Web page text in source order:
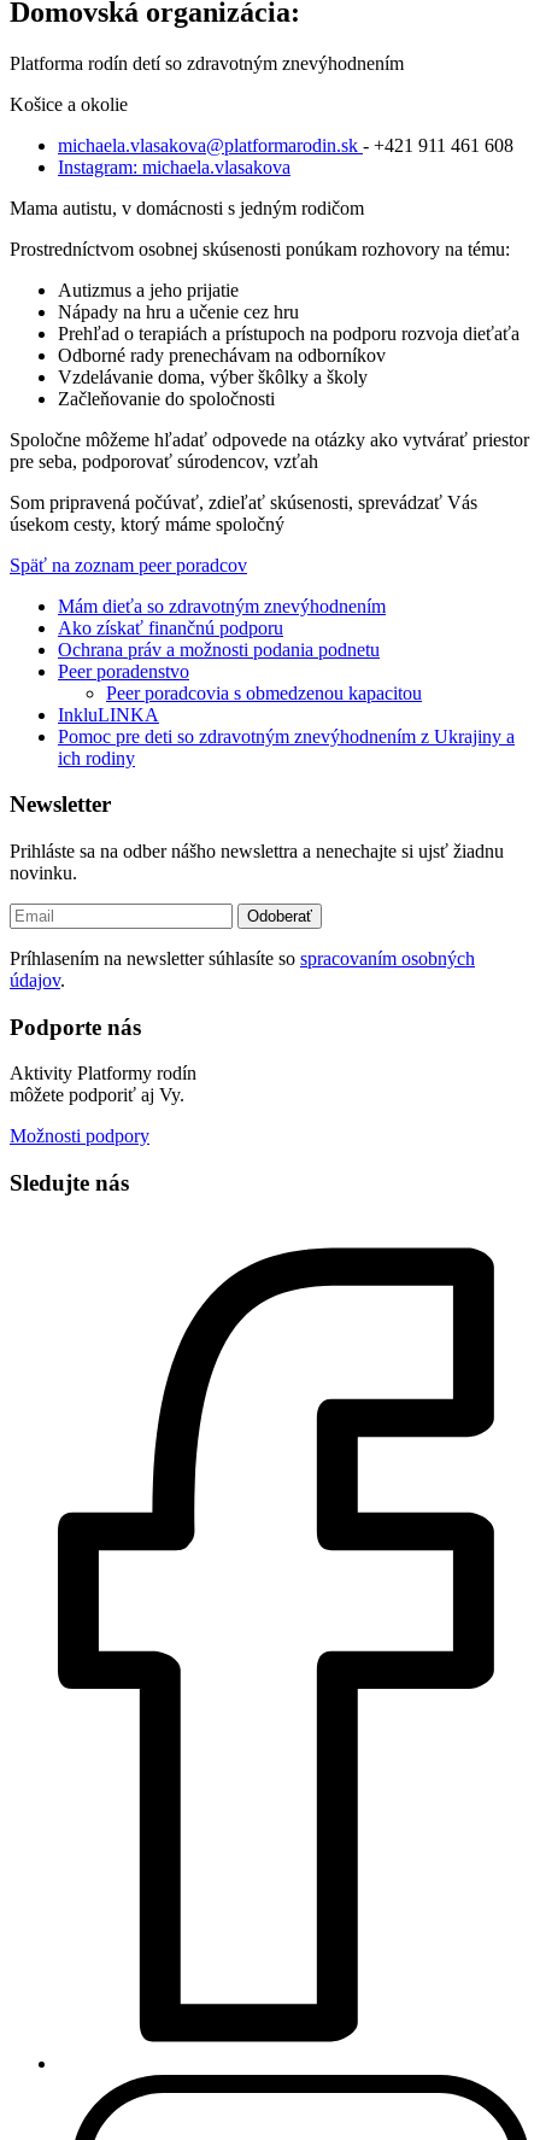
Domovská organizácia:
Platforma rodín detí so zdravotným znevýhodnením
Košice a okolie
michaela.vlasakova@platformarodin.sk ‐ +421 911 461 608
Instagram: michaela.vlasakova
Mama autistu, v domácnosti s jedným rodičom
Prostredníctvom osobnej skúsenosti ponúkam rozhovory na tému:
Autizmus a jeho prijatie
Nápady na hru a učenie cez hru
Prehľad o terapiách a prístupoch na podporu rozvoja dieťaťa
Odborné rady prenechávam na odborníkov
Vzdelávanie doma, výber škôlky a školy
Začleňovanie do spoločnosti
Spoločne môžeme hľadať odpovede na otázky ako vytvárať priestor
pre seba, podporovať súrodencov, vzťah
Som pripravená počúvať, zdieľať skúsenosti, sprevádzať Vás
úsekom cesty, ktorý máme spoločný
Späť na zoznam peer poradcov
Mám dieťa so zdravotným znevýhodnením
Ako získať finančnú podporu
Ochrana práv a možnosti podania podnetu
Peer poradenstvo
Peer poradcovia s obmedzenou kapacitou
InkluLINKA
Pomoc pre deti so zdravotným znevýhodnením z Ukrajiny a
ich rodiny
Newsletter
Prihláste sa na odber nášho newslettra a nenechajte si ujsť žiadnu
novinku.
Odoberať
Príhlasením na newsletter súhlasíte so spracovaním osobných
údajov.
Podporte nás
Aktivity Platformy rodín
môžete podporiť aj Vy.
Možnosti podpory
Sledujte nás